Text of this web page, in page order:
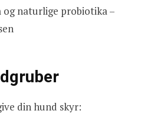
naturlige probiotika –
din hund skyr: